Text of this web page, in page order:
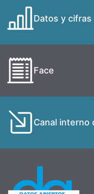
Datos y cifras
Face
Canal interno